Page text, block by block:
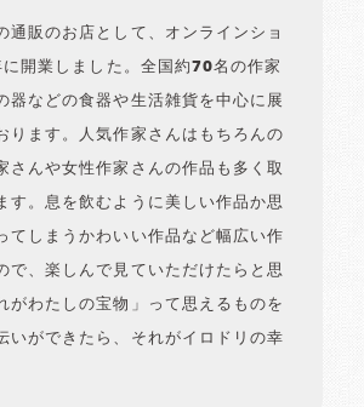
通販のお店として、オンラインショ
開業しました。全国約70名の作家
器などの食器や生活雑貨を中心に展
ります。人気作家さんはもちろんの
さんや女性作家さんの作品も多く取
す。息を飲むように美しい作品か思
てしまうかわいい作品など幅広い作
で、楽しんで見ていただけたらと思
がわたしの宝物」って思えるものを
いができたら、それがイロドリの幸